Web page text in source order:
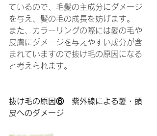
ているので、毛髪の主成分にダメージ
を与え、髪の毛の成長を妨げます。
また、カラーリングの際には髪の毛や
皮膚にダメージを与えやすい成分が含
まれていますので抜け毛の原因になる
と考えられます。
抜け毛の原因⑥　紫外線による髪・頭
皮へのダメージ